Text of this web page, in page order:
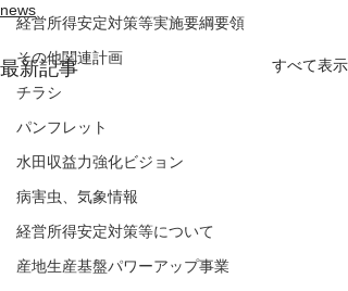
経営所得安定対策等実施要綱要領
その他関連計画
チラシ
パンフレット
水田収益力強化ビジョン
病害虫、気象情報
経営所得安定対策等について
産地生産基盤パワーアップ事業
news
最新記事 すべて表示